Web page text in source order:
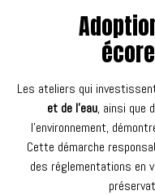
Les ateliers qui
et de l’eau, ainsi que
l’environnement,
Cette démarche
des réglementations en